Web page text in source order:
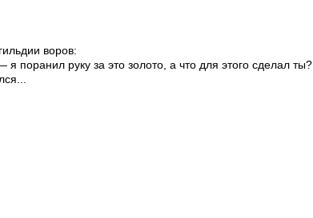
воров:
поранил руку за это золото, а что для этого сделал ты?